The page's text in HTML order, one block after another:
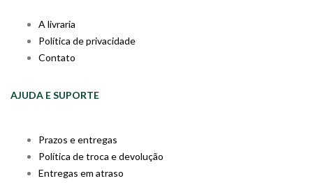
A livraria
Política de privacidade
Contato
AJUDA E SUPORTE
Prazos e entregas
Política de troca e devolução
Entregas em atraso